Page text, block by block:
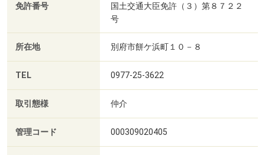
免許番号
国土交通大臣免許（３）第８７２２
号
所在地 別府市餅ケ浜町１０－８
TEL 0977-25-3622
取引態様 仲介
管理コード 000309020405